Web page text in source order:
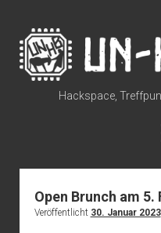
UN-
Hack-
Bar
Hackspace,
rss
Open Brunch am 5.
Veröffentlicht 30. Januar 2023